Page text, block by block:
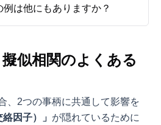
例は他にもありますか？
似相関のよくある
、2つの事柄に共通して影響を
因子）」 が隠れているために